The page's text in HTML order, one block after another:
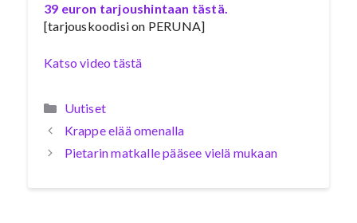
39 euron tarjoushintaan tästä.
[tarjouskoodisi on PERUNA]
Katso video tästä
Kategoriat
Uutiset
Krappe elää omenalla
Pietarin matkalle pääsee vielä mukaan